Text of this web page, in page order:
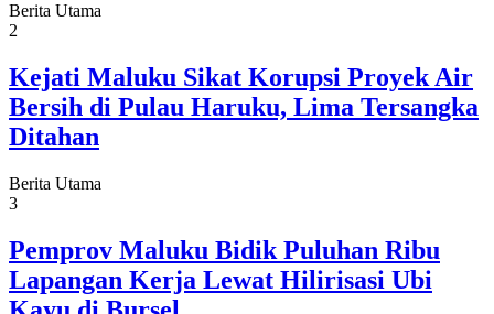
Berita Utama
2
Kejati Maluku Sikat Korupsi Proyek Air
Bersih di Pulau Haruku, Lima Tersangka
Ditahan
Berita Utama
3
Pemprov Maluku Bidik Puluhan Ribu
Lapangan Kerja Lewat Hilirisasi Ubi